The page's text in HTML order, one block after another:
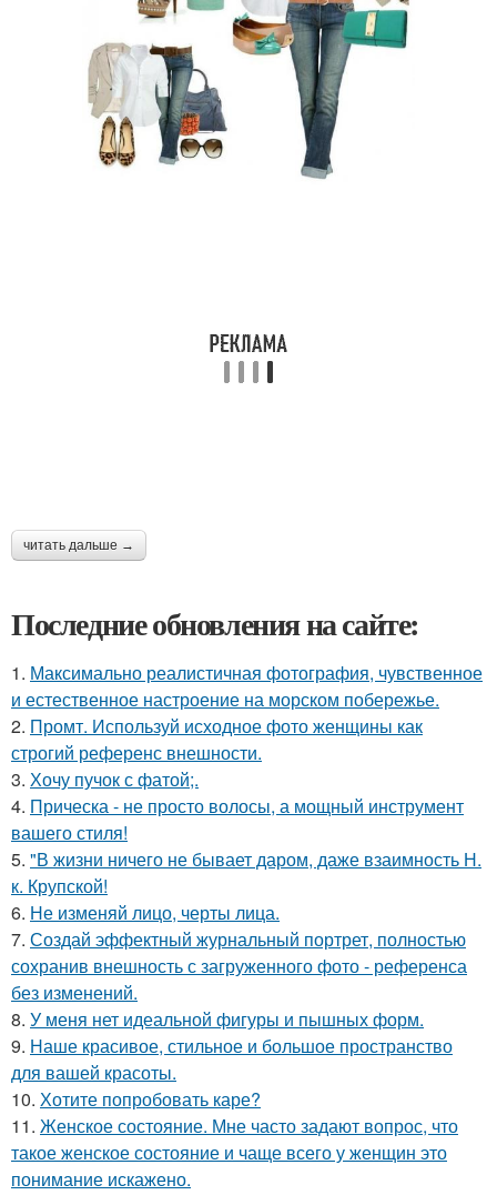
читать дальше →
Последние обновления на сайте:
1. Максимально реалистичная фотография, чувственное
и естественное настроение на морском побережье.
2. Промт. Используй исходное фото женщины как
строгий референс внешности.
3. Хочу пучок с фатой;.
4. Прическа - не просто волосы, а мощный инструмент
вашего стиля!
5. "В жизни ничего не бывает даром, даже взаимность Н.
к. Крупской!
6. Не изменяй лицо, черты лица.
7. Создай эффектный журнальный портрет, полностью
сохранив внешность с загруженного фото - референса
без изменений.
8. У меня нет идеальной фигуры и пышных форм.
9. Наше красивое, стильное и большое пространство
для вашей красоты.
10. Хотите попробовать каре?
11. Женское состояние. Мне часто задают вопрос, что
такое женское состояние и чаще всего у женщин это
понимание искажено.